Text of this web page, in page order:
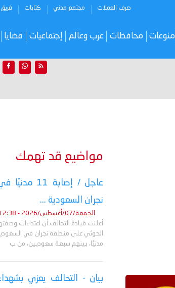
صرف العملات مجتمع مدني كتابات فريق
منوعات محافظات عرب وعالم إجتماعيات قضايا
مواضيع قد تهمك
عاجل /
نجران السعودية ...
الجمعة/07/أغسطس/2026 - 12:38 ص
أعلنت قيادة التحالف أن اعتداءات
مدنيًا، بينهم سبعة سعوديين، من ب
بيان - التحالف يعزي